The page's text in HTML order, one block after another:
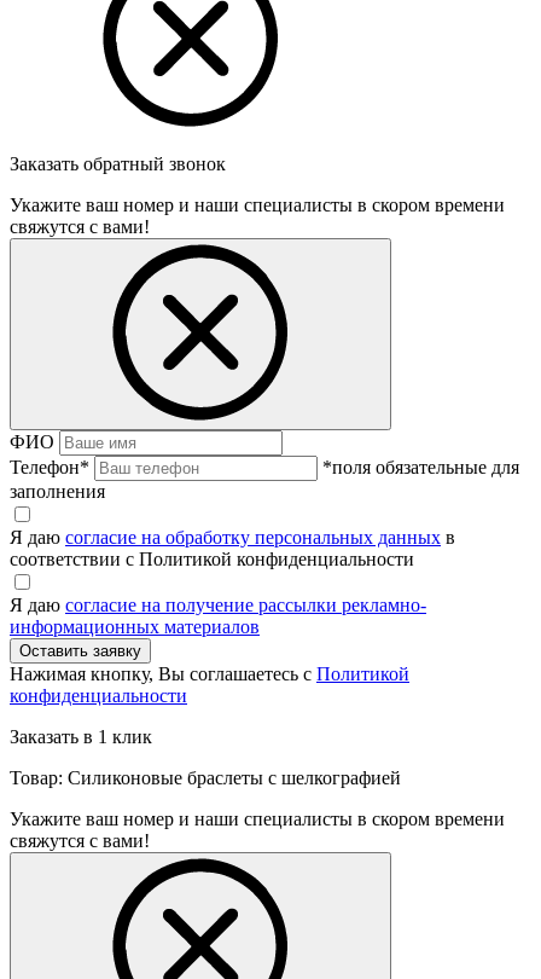
Заказать обратный звонок
Укажите ваш номер и наши специалисты в скором времени
свяжутся с вами!
ФИО
Телефон*
*поля обязательные для
заполнения
Я даю согласие на обработку персональных данных в
соответствии с Политикой конфиденциальности
Я даю согласие на получение рассылки рекламно-
информационных материалов
Нажимая кнопку, Вы соглашаетесь с Политикой
конфиденциальности
Заказать в 1 клик
Товар: Силиконовые браслеты с шелкографией
Укажите ваш номер и наши специалисты в скором времени
свяжутся с вами!